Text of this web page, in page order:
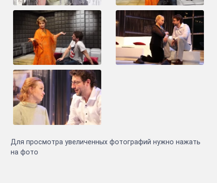
Для просмотра увеличенных фотографий нужно нажать
на фото